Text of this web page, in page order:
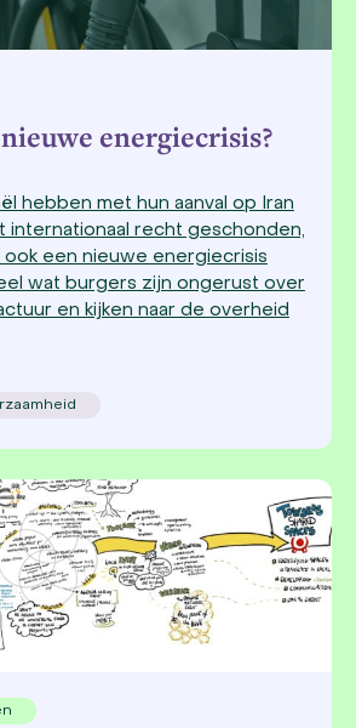
energiecrisis?
hebben met hun aanval op Iran
internationaal recht geschonden,
ook een nieuwe energiecrisis
wat burgers zijn ongerust over
en kijken naar de overheid